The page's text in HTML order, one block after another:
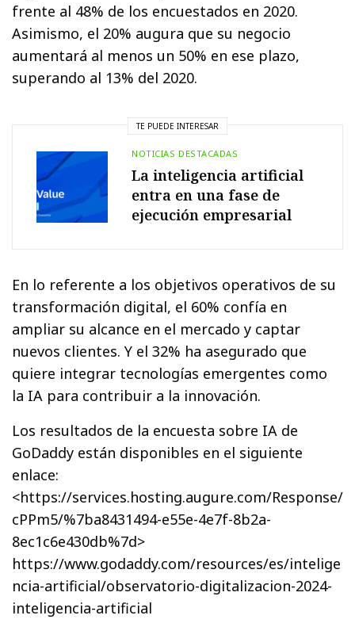
frente al 48% de los encuestados en 2020.
Asimismo, el 20% augura que su negocio
aumentará al menos un 50% en ese plazo,
superando al 13% del 2020.
TE PUEDE INTERESAR
NOTICIAS DESTACADAS
La inteligencia artificial
entra en una fase de
ejecución empresarial
En lo referente a los objetivos operativos de su
transformación digital, el 60% confía en
ampliar su alcance en el mercado y captar
nuevos clientes. Y el 32% ha asegurado que
quiere integrar tecnologías emergentes como
la IA para contribuir a la innovación.
Los resultados de la encuesta sobre IA de
GoDaddy están disponibles en el siguiente
enlace:
<https://services.hosting.augure.com/Response/
cPPm5/%7ba8431494-e55e-4e7f-8b2a-
8ec1c6e430db%7d>
https://www.godaddy.com/resources/es/intelige
ncia-artificial/observatorio-digitalizacion-2024-
inteligencia-artificial